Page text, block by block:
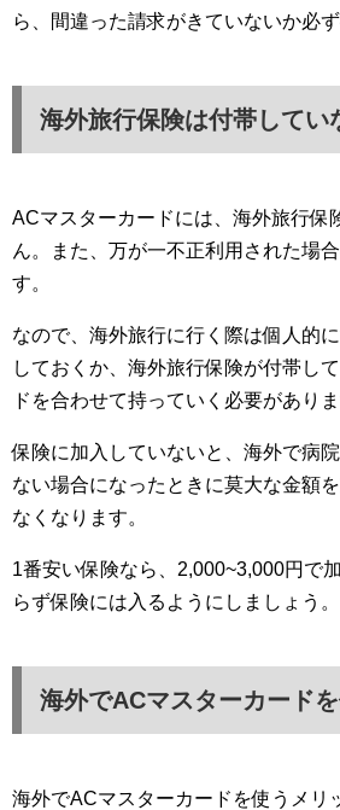
ら、間違った請求がきていないか必
海外旅行保険は付帯してい
ACマスターカードには、海外旅行保
ん。また、万が一不正利用された場
す。
なので、海外旅行に行く際は個人的
しておくか、海外旅行保険が付帯し
ドを合わせて持っていく必要がありま
保険に加入していないと、海外で病
ない場合になったときに莫大な金額
なくなります。
1番安い保険なら、2,000~3,000円で
らず保険には入るようにしましょう。
海外でACマスターカード
海外でACマスターカードを使うメリ